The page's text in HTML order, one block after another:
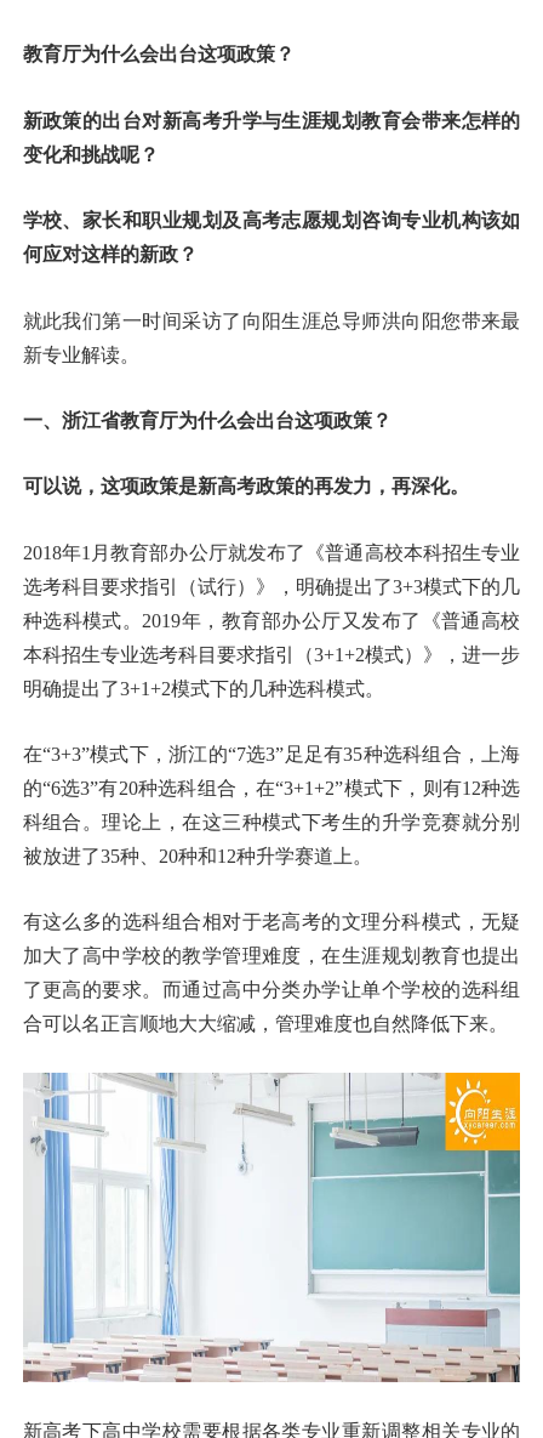
教育厅为什么会出台这项政策？
新政策的出台对新高考升学与生涯规划教育会带来怎样的
变化和挑战呢？
学校、家长和职业规划及高考志愿规划咨询专业机构该如
何应对这样的新政？
就此我们第一时间采访了向阳生涯总导师洪向阳您带来最
新专业解读。
一、浙江省教育厅为什么会出台这项政策？
可以说，这项政策是新高考政策的再发力，再深化。
2018年1月教育部办公厅就发布了《普通高校本科招生专业
选考科目要求指引（试行）》，明确提出了3+3模式下的几
种选科模式。2019年，教育部办公厅又发布了《普通高校
本科招生专业选考科目要求指引（3+1+2模式）》，进一步
明确提出了3+1+2模式下的几种选科模式。
在“3+3”模式下，浙江的“7选3”足足有35种选科组合，上海
的“6选3”有20种选科组合，在“3+1+2”模式下，则有12种选
科组合。理论上，在这三种模式下考生的升学竞赛就分别
被放进了35种、20种和12种升学赛道上。
有这么多的选科组合相对于老高考的文理分科模式，无疑
加大了高中学校的教学管理难度，在生涯规划教育也提出
了更高的要求。而通过高中分类办学让单个学校的选科组
合可以名正言顺地大大缩减，管理难度也自然降低下来。
新高考下高中学校需要根据各类专业重新调整相关专业的